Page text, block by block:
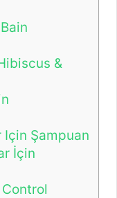
&
Için Şampuan
İçin